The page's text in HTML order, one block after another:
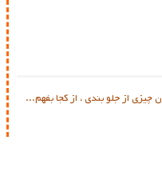
چیزی از جلو بندی ، از کجا بفهم...